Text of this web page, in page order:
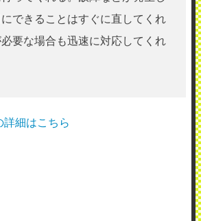
できることはすぐに直してくれ
要な場合も迅速に対応してくれ
詳細はこちら